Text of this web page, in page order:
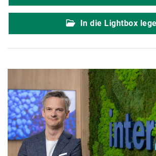
Helvetia Österreich
karriere.at
Ketchum GmbH
Kinderwunschzentrum
Kostenwahrheit
Kyndryl
LWND
In die Lightbox